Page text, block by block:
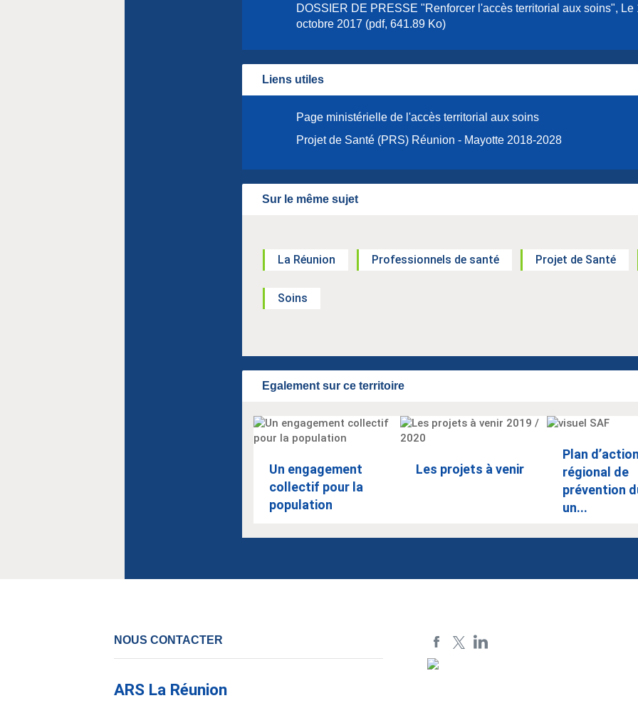
DOSSIER DE PRESSE "Renforcer l'accès territorial aux soins", Le
octobre 2017 (pdf, 641.89 Ko)
Liens utiles
Page ministérielle de l'accès territorial aux soins
Projet de Santé (PRS) Réunion - Mayotte 2018-2028
Sur le même sujet
La Réunion Professionnels de santé Projet de Santé
Soins
Egalement sur ce territoire
Un engagement
collectif pour la
population
Les projets à venir
Plan
régional de
prévention
un...
NOUS CONTACTER
ARS La Réunion